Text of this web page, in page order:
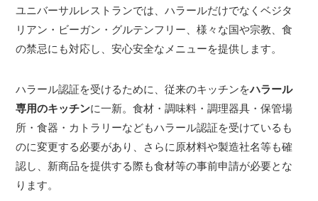
ユニバーサルレストランでは、ハラールだけでなくベジタ
リアン・ビーガン・グルテンフリー、様々な国や宗教、食
の禁忌にも対応し、安心安全なメニューを提供します。
ハラール認証を受けるために、従来のキッチンをハラール
専用のキッチンに一新。食材・調味料・調理器具・保管場
所・食器・カトラリーなどもハラール認証を受けているも
のに変更する必要があり、さらに原材料や製造社名等も確
認し、新商品を提供する際も食材等の事前申請が必要とな
ります。